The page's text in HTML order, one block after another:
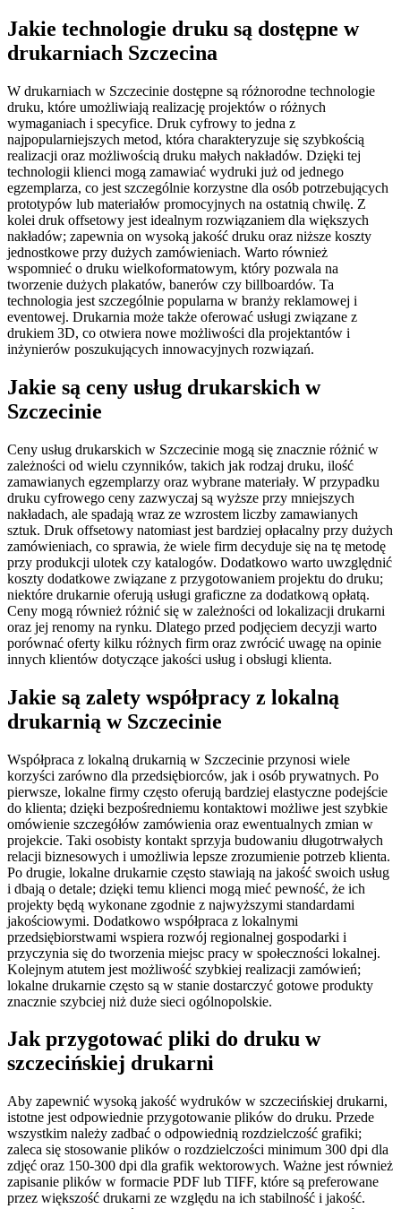
Jakie technologie druku są dostępne w
drukarniach Szczecina
W drukarniach w Szczecinie dostępne są różnorodne technologie
druku, które umożliwiają realizację projektów o różnych
wymaganiach i specyfice. Druk cyfrowy to jedna z
najpopularniejszych metod, która charakteryzuje się szybkością
realizacji oraz możliwością druku małych nakładów. Dzięki tej
technologii klienci mogą zamawiać wydruki już od jednego
egzemplarza, co jest szczególnie korzystne dla osób potrzebujących
prototypów lub materiałów promocyjnych na ostatnią chwilę. Z
kolei druk offsetowy jest idealnym rozwiązaniem dla większych
nakładów; zapewnia on wysoką jakość druku oraz niższe koszty
jednostkowe przy dużych zamówieniach. Warto również
wspomnieć o druku wielkoformatowym, który pozwala na
tworzenie dużych plakatów, banerów czy billboardów. Ta
technologia jest szczególnie popularna w branży reklamowej i
eventowej. Drukarnia może także oferować usługi związane z
drukiem 3D, co otwiera nowe możliwości dla projektantów i
inżynierów poszukujących innowacyjnych rozwiązań.
Jakie są ceny usług drukarskich w
Szczecinie
Ceny usług drukarskich w Szczecinie mogą się znacznie różnić w
zależności od wielu czynników, takich jak rodzaj druku, ilość
zamawianych egzemplarzy oraz wybrane materiały. W przypadku
druku cyfrowego ceny zazwyczaj są wyższe przy mniejszych
nakładach, ale spadają wraz ze wzrostem liczby zamawianych
sztuk. Druk offsetowy natomiast jest bardziej opłacalny przy dużych
zamówieniach, co sprawia, że wiele firm decyduje się na tę metodę
przy produkcji ulotek czy katalogów. Dodatkowo warto uwzględnić
koszty dodatkowe związane z przygotowaniem projektu do druku;
niektóre drukarnie oferują usługi graficzne za dodatkową opłatą.
Ceny mogą również różnić się w zależności od lokalizacji drukarni
oraz jej renomy na rynku. Dlatego przed podjęciem decyzji warto
porównać oferty kilku różnych firm oraz zwrócić uwagę na opinie
innych klientów dotyczące jakości usług i obsługi klienta.
Jakie są zalety współpracy z lokalną
drukarnią w Szczecinie
Współpraca z lokalną drukarnią w Szczecinie przynosi wiele
korzyści zarówno dla przedsiębiorców, jak i osób prywatnych. Po
pierwsze, lokalne firmy często oferują bardziej elastyczne podejście
do klienta; dzięki bezpośredniemu kontaktowi możliwe jest szybkie
omówienie szczegółów zamówienia oraz ewentualnych zmian w
projekcie. Taki osobisty kontakt sprzyja budowaniu długotrwałych
relacji biznesowych i umożliwia lepsze zrozumienie potrzeb klienta.
Po drugie, lokalne drukarnie często stawiają na jakość swoich usług
i dbają o detale; dzięki temu klienci mogą mieć pewność, że ich
projekty będą wykonane zgodnie z najwyższymi standardami
jakościowymi. Dodatkowo współpraca z lokalnymi
przedsiębiorstwami wspiera rozwój regionalnej gospodarki i
przyczynia się do tworzenia miejsc pracy w społeczności lokalnej.
Kolejnym atutem jest możliwość szybkiej realizacji zamówień;
lokalne drukarnie często są w stanie dostarczyć gotowe produkty
znacznie szybciej niż duże sieci ogólnopolskie.
Jak przygotować pliki do druku w
szczecińskiej drukarni
Aby zapewnić wysoką jakość wydruków w szczecińskiej drukarni,
istotne jest odpowiednie przygotowanie plików do druku. Przede
wszystkim należy zadbać o odpowiednią rozdzielczość grafiki;
zaleca się stosowanie plików o rozdzielczości minimum 300 dpi dla
zdjęć oraz 150-300 dpi dla grafik wektorowych. Ważne jest również
zapisanie plików w formacie PDF lub TIFF, które są preferowane
przez większość drukarni ze względu na ich stabilność i jakość.